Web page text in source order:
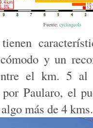
Fuente: cyclingcols
y un
el km. 5
Paularo, el
más de 4